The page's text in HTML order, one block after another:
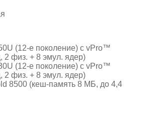
(12-е поколение) с vPro™
2 физ. + 8 эмул. ядер)
(12-е поколение) с vPro™
2 физ. + 8 эмул. ядер)
8500 (кеш-память 8 МБ, до 4,4